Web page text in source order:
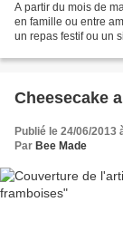
A partir du mois de
en famille ou entre
un repas festif ou un
Cheesecake
Publié le 24/06/2013
Par Bee Made